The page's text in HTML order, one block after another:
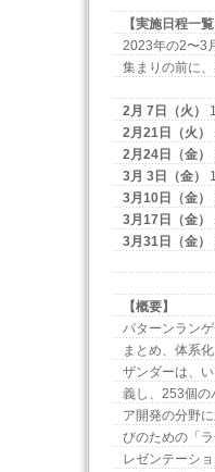
【実施日程一覧
2023年の2〜3
集まりの前に
2月 7日（火）
2月21日（火）
2月24日（金）
3月 3日（金）
3月10日（金）
3月17日（金）
3月31日（金）
【概要】
パターンラン
まとめ、体系
ザンダーは、
義し、253個の
ア開発の分野
びのための「
レゼンテーシ